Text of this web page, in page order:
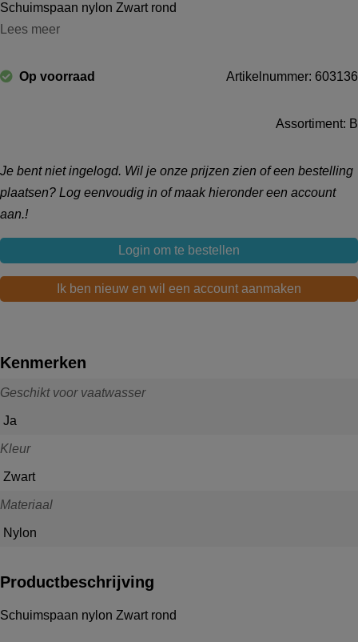
Schuimspaan nylon Zwart rond
Lees meer
Op voorraad Artikelnummer: 603136
Assortiment: B
Je bent niet ingelogd. Wil je onze prijzen zien of een bestelling
plaatsen? Log eenvoudig in of maak hieronder een account
aan.!
Login om te bestellen
Ik ben nieuw en wil een account aanmaken
Kenmerken
Geschikt voor vaatwasser
Ja
Kleur
Zwart
Materiaal
Nylon
Productbeschrijving
Schuimspaan nylon Zwart rond